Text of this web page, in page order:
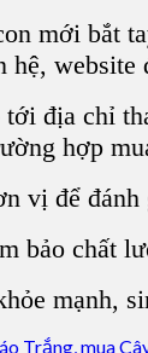
mới bắt
website
địa chỉ
hợp
vị để
bảo chất
mạnh,